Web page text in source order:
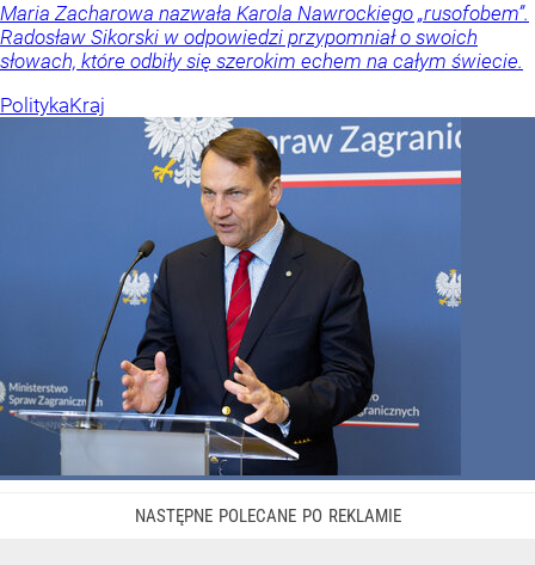
Maria Zacharowa nazwała Karola Nawrockiego „rusofobem”.
Radosław Sikorski w odpowiedzi przypomniał o swoich
słowach, które odbiły się szerokim echem na całym świecie.
PolitykaKraj